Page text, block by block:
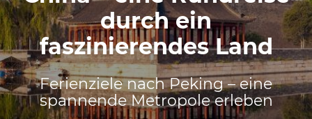
durch ein
faszinierendes Land
Ferienziele nach Peking – eine
spannende Metropole erleben